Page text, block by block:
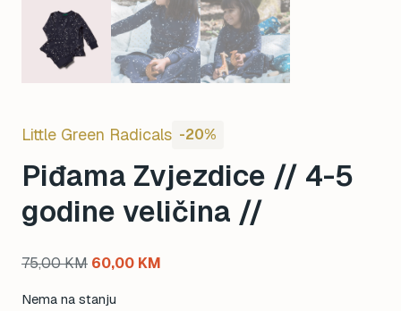
Little Green Radicals -20%
Piđama Zvjezdice // 4-5
godine veličina //
75,00KM Original
60,00 KM
Nema na stanju